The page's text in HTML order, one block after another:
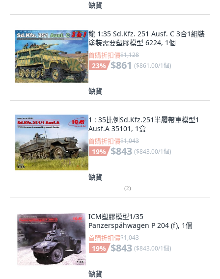
缺貨
龍 1:35 Sd.Kfz. 251 Ausf. C 3合1組裝
塗裝需要塑膠模型 6224, 1個
首購折扣價$1,128
23% $861 ($861.00/1個)
缺貨
1 : 35比例Sd.Kfz.251半履帶車模型1
Ausf.A 35101, 1盒
首購折扣價$1,043
19% $843 ($843.00/1個)
缺貨
(2)
ICM塑膠模型1/35
Panzerspähwagen P 204 (f), 1個
首購折扣價$1,043
19% $843 ($843.00/1個)
缺貨